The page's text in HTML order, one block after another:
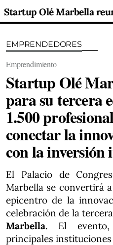
EMPRENDEDORES
Emprendimiento
Startup Olé
para su tercera
1.500
conectar la
con la inversión
El Palacio de
Marbella se convertirá
epicentro de la
celebración de la
Marbella. El evento,
principales